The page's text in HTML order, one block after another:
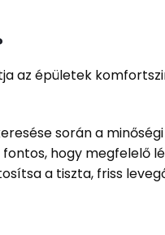
az épületek
során a
hogy megfelelő
a tiszta, friss